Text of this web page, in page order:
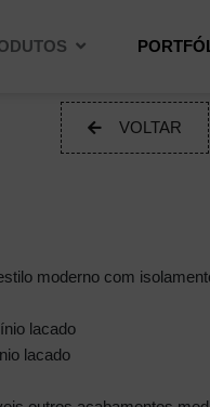
VOLTAR
moderno com
lacado
lacado